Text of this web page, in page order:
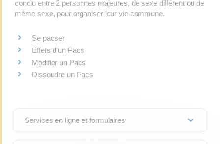
conclu entre 2 personnes majeures, de sexe différent ou de
même sexe, pour organiser leur vie commune.
Se pacser
Effets d'un Pacs
Modifier un Pacs
Dissoudre un Pacs
Services en ligne et formulaires